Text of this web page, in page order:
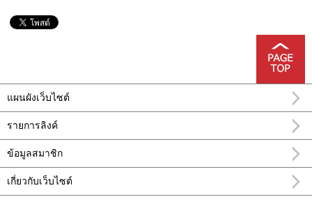
แผนผังเว็บไซต์
รายการลิงค์
ข้อมูลสมาชิก
เกี่ยวกับเว็บไซต์